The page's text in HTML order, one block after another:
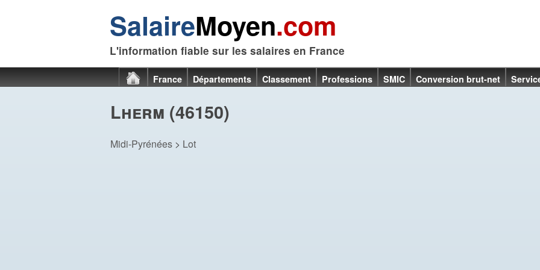
SalaireMoyen.com
L'information fiable sur les salaires en France
France Départements Classement Professions SMIC Conversion brut-net
Lherm (46150)
Midi-Pyrénées > Lot